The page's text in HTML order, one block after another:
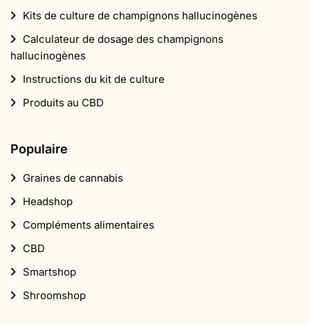
Kits de culture de champignons hallucinogènes
Calculateur de dosage des champignons
hallucinogènes
Instructions du kit de culture
Produits au CBD
Populaire
Graines de cannabis
Headshop
Compléments alimentaires
CBD
Smartshop
Shroomshop